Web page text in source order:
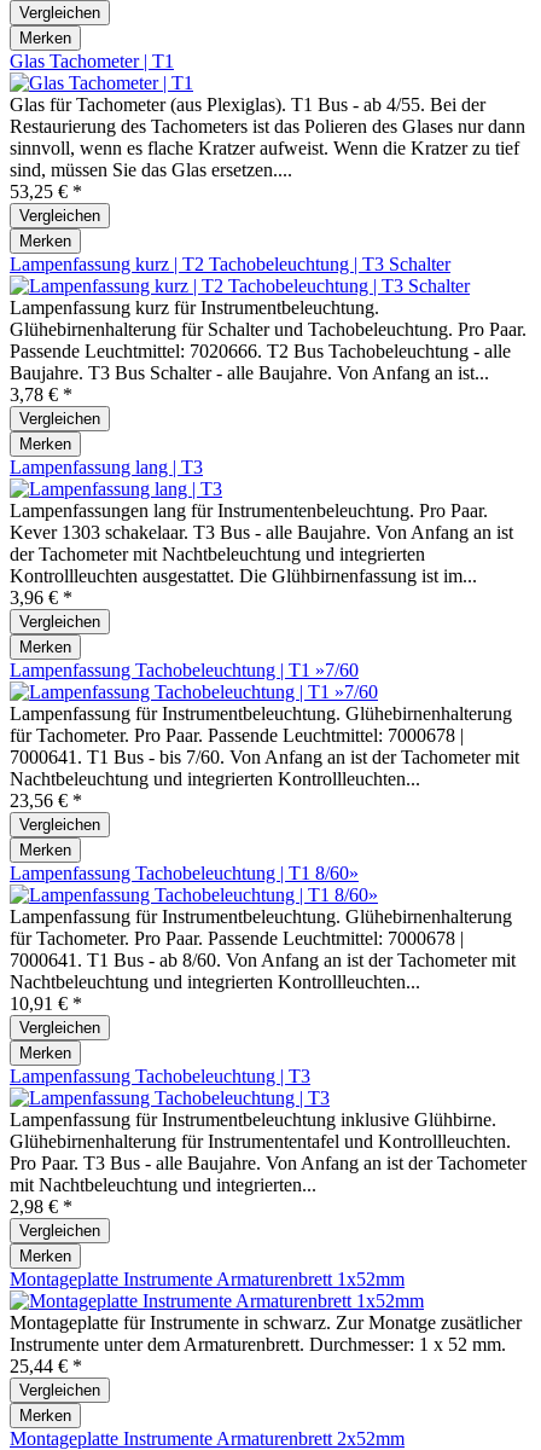
Vergleichen
Merken
Glas Tachometer | T1
Glas für Tachometer (aus Plexiglas). T1 Bus - ab 4/55. Bei der
Restaurierung des Tachometers ist das Polieren des Glases nur dann
sinnvoll, wenn es flache Kratzer aufweist. Wenn die Kratzer zu tief
sind, müssen Sie das Glas ersetzen....
53,25 € *
Vergleichen
Merken
Lampenfassung kurz | T2 Tachobeleuchtung | T3 Schalter
Lampenfassung kurz für Instrumentbeleuchtung.
Glühebirnenhalterung für Schalter und Tachobeleuchtung. Pro Paar.
Passende Leuchtmittel: 7020666. T2 Bus Tachobeleuchtung - alle
Baujahre. T3 Bus Schalter - alle Baujahre. Von Anfang an ist...
3,78 € *
Vergleichen
Merken
Lampenfassung lang | T3
Lampenfassungen lang für Instrumentenbeleuchtung. Pro Paar.
Kever 1303 schakelaar. T3 Bus - alle Baujahre. Von Anfang an ist
der Tachometer mit Nachtbeleuchtung und integrierten
Kontrollleuchten ausgestattet. Die Glühbirnenfassung ist im...
3,96 € *
Vergleichen
Merken
Lampenfassung Tachobeleuchtung | T1 »7/60
Lampenfassung für Instrumentbeleuchtung. Glühebirnenhalterung
für Tachometer. Pro Paar. Passende Leuchtmittel: 7000678 |
7000641. T1 Bus - bis 7/60. Von Anfang an ist der Tachometer mit
Nachtbeleuchtung und integrierten Kontrollleuchten...
23,56 € *
Vergleichen
Merken
Lampenfassung Tachobeleuchtung | T1 8/60»
Lampenfassung für Instrumentbeleuchtung. Glühebirnenhalterung
für Tachometer. Pro Paar. Passende Leuchtmittel: 7000678 |
7000641. T1 Bus - ab 8/60. Von Anfang an ist der Tachometer mit
Nachtbeleuchtung und integrierten Kontrollleuchten...
10,91 € *
Vergleichen
Merken
Lampenfassung Tachobeleuchtung | T3
Lampenfassung für Instrumentbeleuchtung inklusive Glühbirne.
Glühebirnenhalterung für Instrumententafel und Kontrollleuchten.
Pro Paar. T3 Bus - alle Baujahre. Von Anfang an ist der Tachometer
mit Nachtbeleuchtung und integrierten...
2,98 € *
Vergleichen
Merken
Montageplatte Instrumente Armaturenbrett 1x52mm
Montageplatte für Instrumente in schwarz. Zur Monatge zusätlicher
Instrumente unter dem Armaturenbrett. Durchmesser: 1 x 52 mm.
25,44 € *
Vergleichen
Merken
Montageplatte Instrumente Armaturenbrett 2x52mm